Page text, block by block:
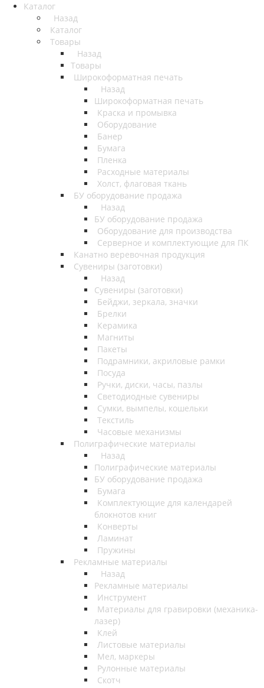
Каталог
Назад
Каталог
Товары
Назад
Товары
Широкоформатная печать
Назад
Широкоформатная печать
Краска и промывка
Оборудование
Банер
Бумага
Пленка
Расходные материалы
Холст, флаговая ткань
БУ оборудование продажа
Назад
БУ оборудование продажа
Оборудование для производства
Серверное и комплектующие для ПК
Канатно веревочная продукция
Сувениры (заготовки)
Назад
Сувениры (заготовки)
Бейджи, зеркала, значки
Брелки
Керамика
Магниты
Пакеты
Подрамники, акриловые рамки
Посуда
Ручки, диски, часы, пазлы
Светодиодные сувениры
Сумки, вымпелы, кошельки
Текстиль
Часовые механизмы
Полиграфические материалы
Назад
Полиграфические материалы
БУ оборудование продажа
Бумага
Комплектующие для календарей
блокнотов книг
Конверты
Ламинат
Пружины
Рекламные материалы
Назад
Рекламные материалы
Инструмент
Материалы для гравировки (механика-
лазер)
Клей
Листовые материалы
Мел, маркеры
Рулонные материалы
Скотч